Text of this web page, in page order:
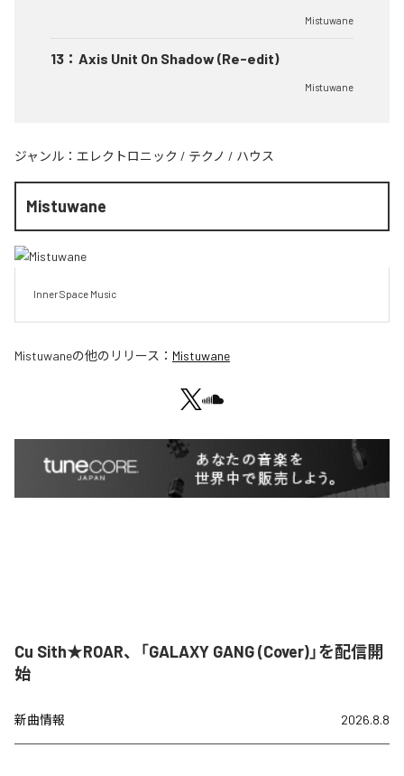
Mistuwane
13 ： Axis Unit On Shadow (Re-edit)
Mistuwane
ジャンル： エレクトロニック / テクノ / ハウス
Mistuwane
Inner Space Music
Mistuwaneの他のリリース： Mistuwane
Cu Sith★ROAR、「GALAXY GANG (Cover)」を配信開
始
新曲情報 2026.8.8